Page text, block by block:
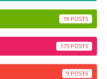
19
175
9